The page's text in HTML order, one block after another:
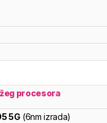
procesora
5G (6nm izrada)